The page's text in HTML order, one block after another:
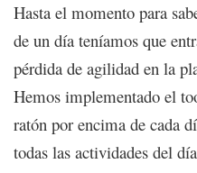
Hasta el momento para
de un día teníamos que
pérdida de agilidad en la
Hemos implementado el
ratón por encima de cada
todas las actividades del